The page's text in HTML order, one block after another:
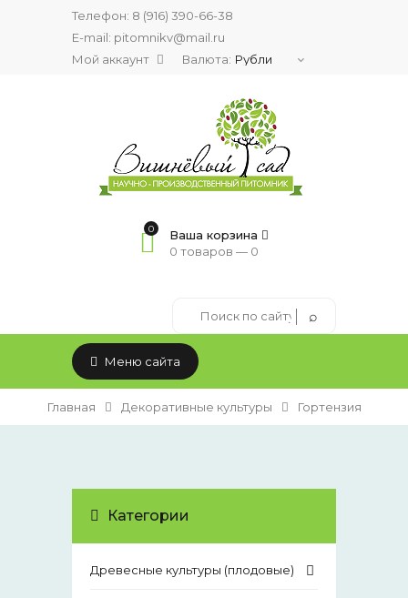
Телефон: 8 (916) 390-66-38
E-mail: pitomnikv@mail.ru
Мой аккаунт
Валюта:
0
Ваша корзина
0 товаров — 0
Меню сайта
Главная Декоративные культуры Гортензия
Категории
Древесные культуры (плодовые)